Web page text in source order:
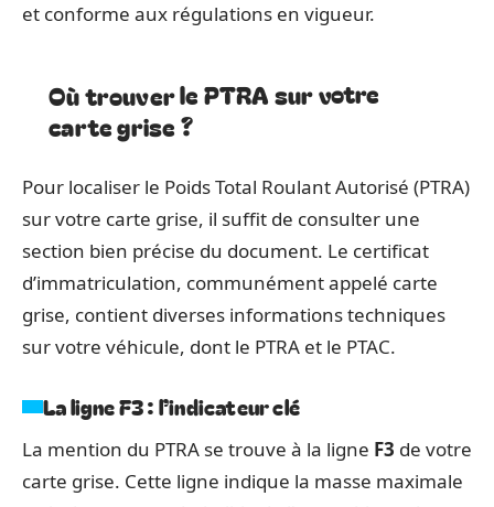
et conforme aux régulations en vigueur.
Où trouver le PTRA sur votre
carte grise ?
Pour localiser le Poids Total Roulant Autorisé (PTRA)
sur votre carte grise, il suffit de consulter une
section bien précise du document. Le certificat
d’immatriculation, communément appelé carte
grise, contient diverses informations techniques
sur votre véhicule, dont le PTRA et le PTAC.
La ligne F3 : l’indicateur clé
La mention du PTRA se trouve à la ligne F3 de votre
carte grise. Cette ligne indique la masse maximale